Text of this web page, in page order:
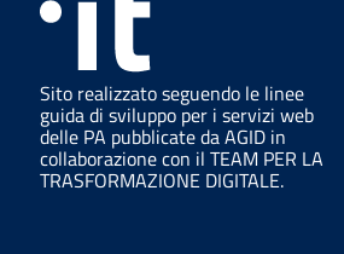
Sito realizzato seguendo le linee
guida di sviluppo per i servizi web
delle PA pubblicate da AGID in
collaborazione con il TEAM PER LA
TRASFORMAZIONE DIGITALE.